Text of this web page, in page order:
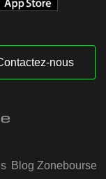
nous
Blog Zonebourse